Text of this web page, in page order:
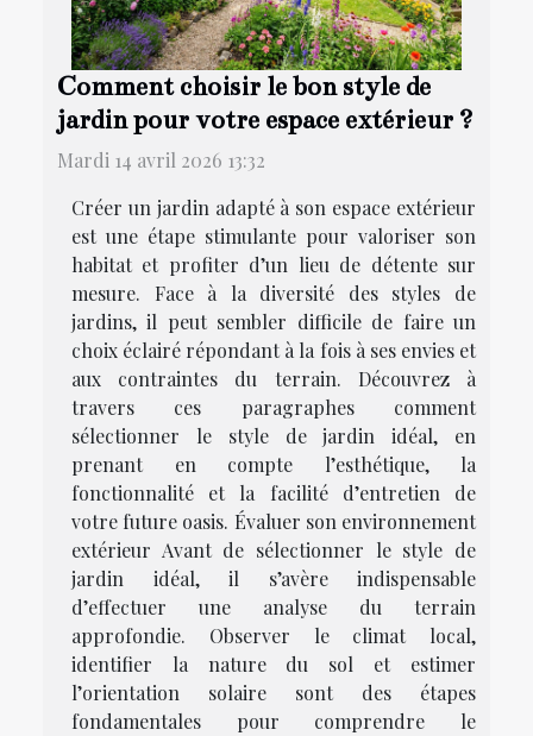
Comment choisir le bon style de
jardin pour votre espace extérieur ?
Mardi 14 avril 2026 13:32
Créer un jardin adapté à son espace extérieur
est une étape stimulante pour valoriser son
habitat et profiter d’un lieu de détente sur
mesure. Face à la diversité des styles de
jardins, il peut sembler difficile de faire un
choix éclairé répondant à la fois à ses envies et
aux contraintes du terrain. Découvrez à
travers ces paragraphes comment
sélectionner le style de jardin idéal, en
prenant en compte l’esthétique, la
fonctionnalité et la facilité d’entretien de
votre future oasis. Évaluer son environnement
extérieur Avant de sélectionner le style de
jardin idéal, il s’avère indispensable
d’effectuer une analyse du terrain
approfondie. Observer le climat local,
identifier la nature du sol et estimer
l’orientation solaire sont des étapes
fondamentales pour comprendre le